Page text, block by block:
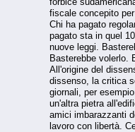
fiscale concepito
Chi ha pagato
pagato sta in quel
nuove leggi.
Basterebbe volerlo.
All'origine del
dissenso, la critica
giornali, per
un'altra pietra
amici imbarazzanti
lavoro con libertà.